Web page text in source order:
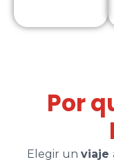
Por
Elegir un viaje